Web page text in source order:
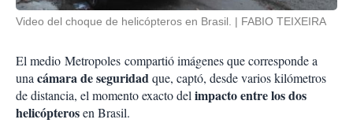
Video del choque de helicópteros en Brasil. FABIO TEIXEIRA
El medio Metropoles compartió imágenes que corresponde a
unacámara de seguridadque, captó, desde varios kilómetros
de distancia, el momento exacto delimpacto entre los dos
helicópterosen Brasil.